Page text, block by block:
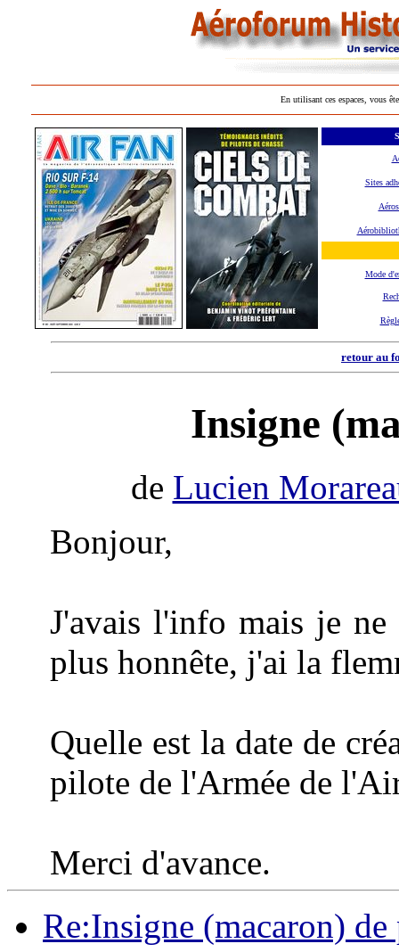
En utilisant ces espaces, vous
Sites
Mode
retour au
Insigne
de Lucien
Bonjour,
J'avais l'info mais je
plus honnête, j'ai la
Quelle est la date de
pilote de l'Armée de
Merci d'avance.
Re:Insigne (macaron)